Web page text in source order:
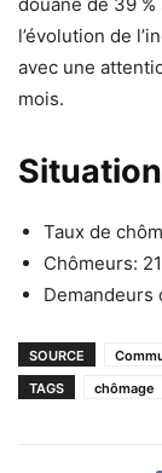
l’évolution de
avec une
mois.
Taux de
Chômeurs:
Demandeurs
SOURCE
TAGS
chômage